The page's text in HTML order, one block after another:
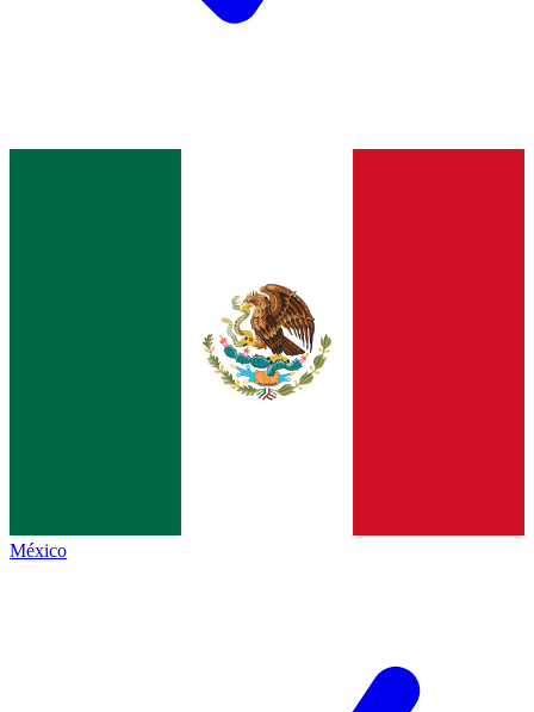
México